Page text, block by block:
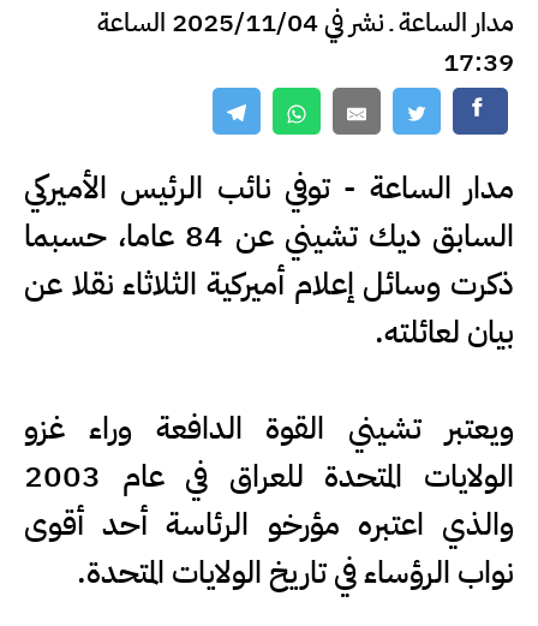
مدار الساعة ـ نشر في 2025/11/04 الساعة
17:39
مدار الساعة - توفي نائب الرئيس الأميركي
السابق ديك تشيني عن 84 عاما، حسبما
ذكرت وسائل إعلام أميركية الثلاثاء نقلا عن
بيان لعائلته.
ويعتبر تشيني القوة الدافعة وراء غزو
الولايات المتحدة للعراق في عام 2003
والذي اعتبره مؤرخو الرئاسة أحد أقوى
نواب الرؤساء في تاريخ الولايات المتحدة.